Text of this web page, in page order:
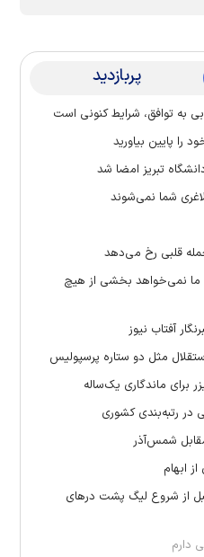
پربازدید
به توافق، شرایط کنونی است
را پایین بیاورید
تبریز امضا شد
شما نمی‌شوند
قلبی رخ می‌دهد
ما نمی‌خواهد بخشی از هیچ
آفتاب نیوز
مثل دو ستاره پرسپولیس
برای ماندگاری یک‌ساله
رتبه‌بندی کشوری
مقابل شمس‌آذر
ابهام
از شروع لیگ پشت در‌های
دارم